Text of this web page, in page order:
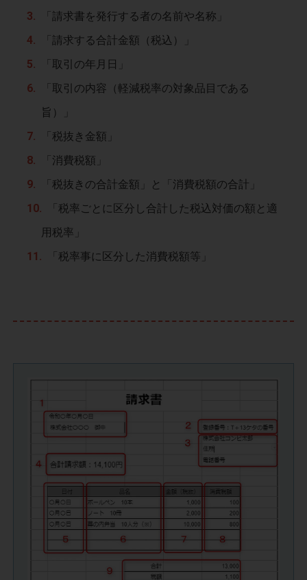
「請求書を発行する者の名前や名称」
「請求する合計金額（税込）」
「取引の年月日」
「取引の内容（軽減税率の対象品目である
旨）」
「税抜き金額」
「消費税額」
「税抜きの合計金額」と「消費税額の合計」
「税率ごとに区分し合計した税込対価の額と適
用税率」
「税率事に区分した消費税額等」